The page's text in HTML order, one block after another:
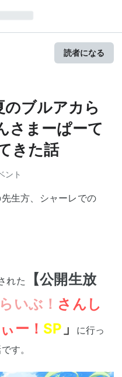
読者になる
のブルアカら
さまーぱーて
きた話
ント
生方、シャーレでの
れた
【公開生放
らいぶ！ さんし
ー！ SP 」
に行っ
す。